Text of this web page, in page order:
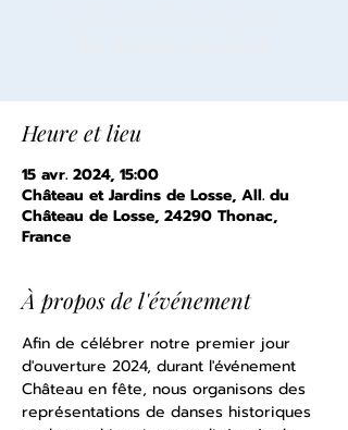
Heure et lieu
15 avr. 2024, 15:00
Château et Jardins de Losse, All. du
Château de Losse, 24290 Thonac,
France
À propos de l'événement
Afin de célébrer notre premier jour
d'ouverture 2024, durant l'événement
Château en fête, nous organisons des
représentations de danses historiques